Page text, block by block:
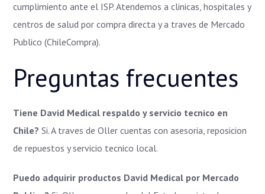
cumplimiento ante el ISP. Atendemos a clinicas, hospitales y
centros de salud por compra directa y a traves de Mercado
Publico (ChileCompra).
Preguntas frecuentes
Tiene David Medical respaldo y servicio tecnico en
Chile? Si. A traves de Oller cuentas con asesoria, reposicion
de repuestos y servicio tecnico local.
Puedo adquirir productos David Medical por Mercado